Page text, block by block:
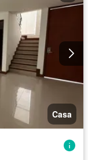
Casa